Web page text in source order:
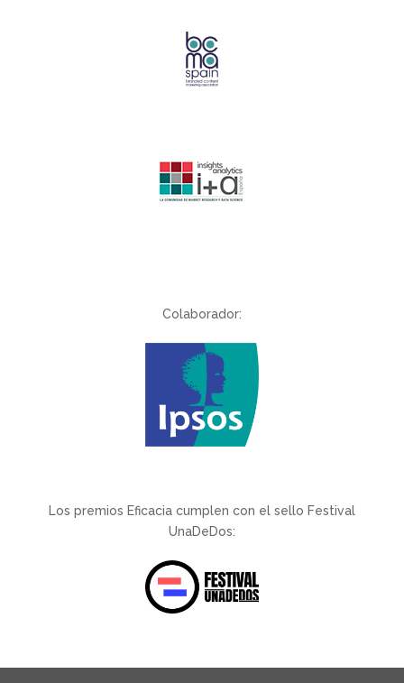
Colaborador:
Los premios Eficacia cumplen con el sello Festival
UnaDeDos: